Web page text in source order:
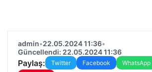
admin•22.05.2024 11:36•
Güncellendi: 22.05.2024 11:36
Paylaş: Twitter Facebook WhatsApp